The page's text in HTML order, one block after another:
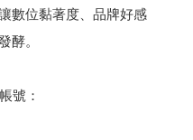
數位黏著度、品牌好感
酵。
號：